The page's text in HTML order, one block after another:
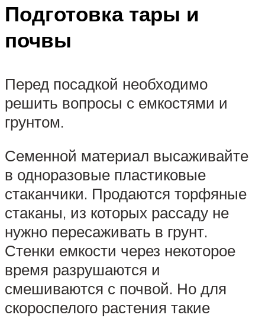
Подготовка тары и
почвы
Перед посадкой необходимо
решить вопросы с емкостями и
грунтом.
Семенной материал высаживайте
в одноразовые пластиковые
стаканчики. Продаются торфяные
стаканы, из которых рассаду не
нужно пересаживать в грунт.
Стенки емкости через некоторое
время разрушаются и
смешиваются с почвой. Но для
скороспелого растения такие